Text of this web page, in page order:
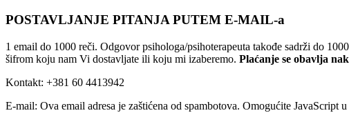
POSTAVLJANJE PITANJA PUTEM E-MAIL-a
1 email do 1000 reči. Odgovor psihologa/psihoterapeuta takođe sadrži do
šifrom koju nam Vi dostavljate ili koju mi izaberemo. Plaćanje se obavlja
Kontakt: +381 60 4413942
E-mail: Ova email adresa je zaštićena od spambotova. Omogućite JavaScript